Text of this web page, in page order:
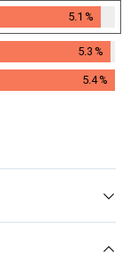
5.1 %
5.3 %
5.4%